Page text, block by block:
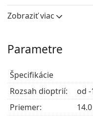
Comfilcon A,
hydrofilná látka, ktorá
Kontaktné šošovky
každodenné nosenie s
Po konzultácii s
nepretržite až šesť
Zobraziť viac
Parametre
Špecifikácie
Rozsah dioptrií:
od -
Priemer:
14.0